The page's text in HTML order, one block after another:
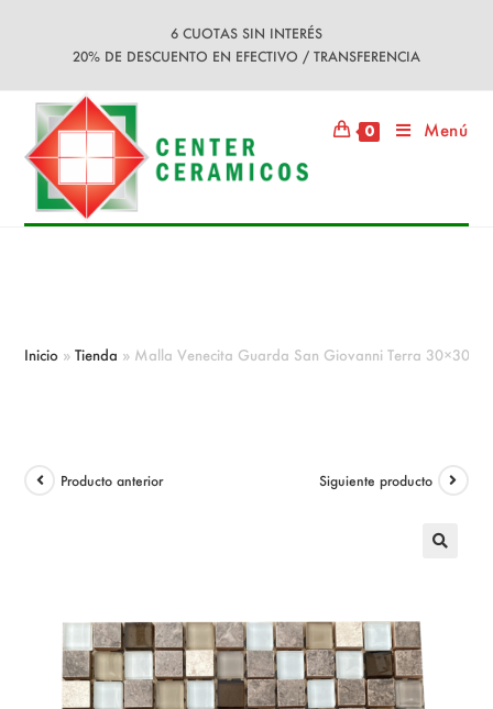
6 CUOTAS SIN INTERÉS
20% DE DESCUENTO EN EFECTIVO / TRANSFERENCIA
0 Menú
Inicio »Tienda » Malla Venecita Guarda San Giovanni Terra 30×30
Producto anterior Siguiente producto